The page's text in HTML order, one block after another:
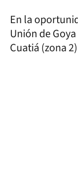
En la
Unión de
Cuatiá (zona